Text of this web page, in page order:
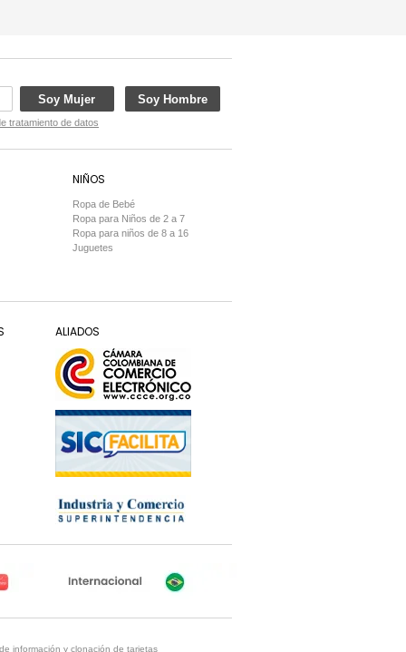
Soy Mujer Soy Hombre
tratamiento de datos
NIÑOS
Ropa de Bebé
Ropa para Niños de 2 a 7
Ropa para niños de 8 a 16
Juguetes
ALIADOS
información y clonación de tarjetas